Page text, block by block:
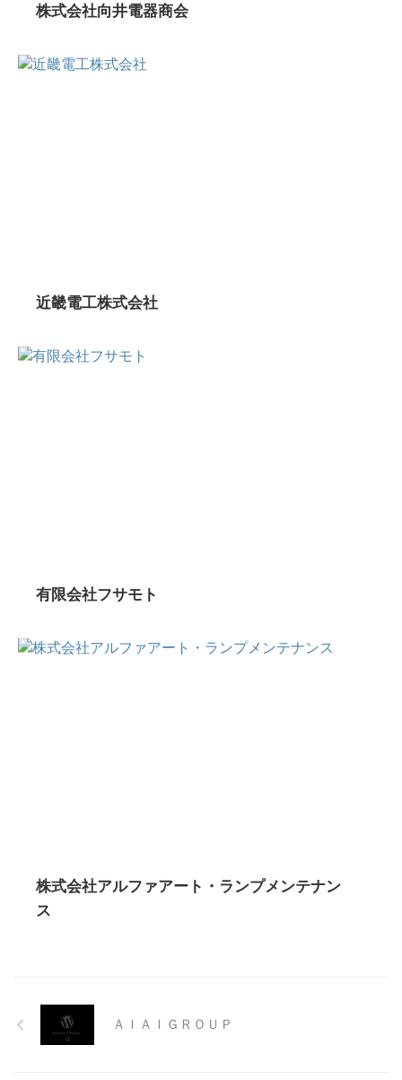
株式会社向井電器商会
近畿電工株式会社
有限会社フサモト
株式会社アルファアート・ランプメンテナン
ス
ＡＩＡＩＧＲＯＵＰ